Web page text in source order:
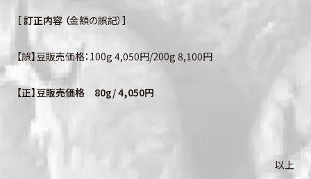
［ 訂正内容 （金額の誤記） ］
【誤】豆販売価格： 100g 4,050円/200g 8,100円
【正】豆販売価格 80g/ 4,050円
以上